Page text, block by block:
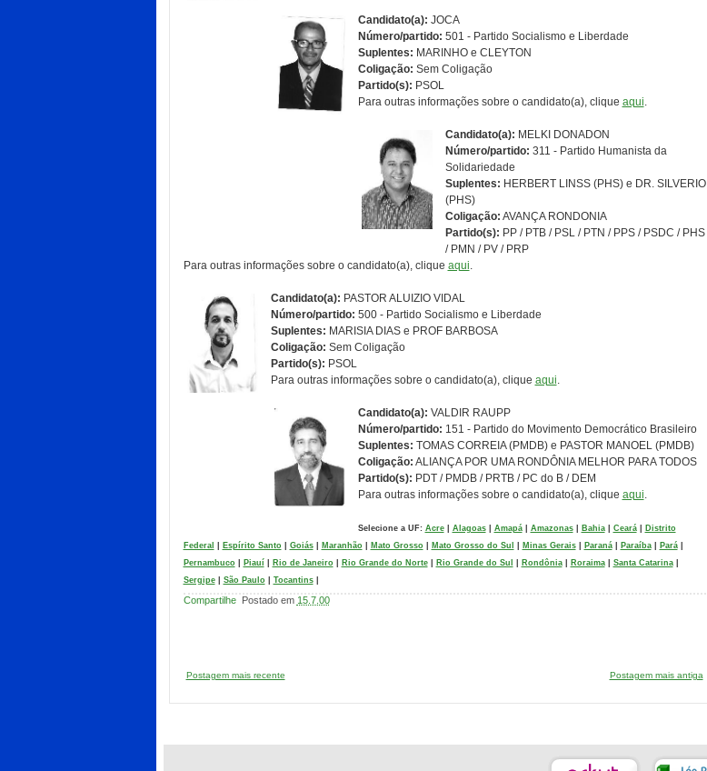
Candidato(a): JOCA
Número/partido: 501 - Partido Socialismo e Liberdade
Suplentes: MARINHO e CLEYTON
Coligação: Sem Coligação
Partido(s): PSOL
Para outras informações sobre o candidato(a), clique aqui.
Candidato(a): MELKI DONADON
Número/partido: 311 - Partido Humanista da
Solidariedade
Suplentes: HERBERT LINSS (PHS) e DR. SILVERIO
(PHS)
Coligação: AVANÇA RONDONIA
Partido(s): PP / PTB / PSL / PTN / PPS / PSDC / PHS
/ PMN / PV / PRP
Para outras informações sobre o candidato(a), clique aqui.
Candidato(a): PASTOR ALUIZIO VIDAL
Número/partido: 500 - Partido Socialismo e Liberdade
Suplentes: MARISIA DIAS e PROF BARBOSA
Coligação: Sem Coligação
Partido(s): PSOL
Para outras informações sobre o candidato(a), clique aqui.
Candidato(a): VALDIR RAUPP
Número/partido: 151 - Partido do Movimento Democrático Brasileiro
Suplentes: TOMAS CORREIA (PMDB) e PASTOR MANOEL (PMDB)
Coligação: ALIANÇA POR UMA RONDÔNIA MELHOR PARA TODOS
Partido(s): PDT / PMDB / PRTB / PC do B / DEM
Para outras informações sobre o candidato(a), clique aqui.
Selecione a UF: Acre| Alagoas| Amapá| Amazonas| Bahia| Ceará|
Distrito
Federal
Espírito Santo Goiás| Maranhão Mato Grosso Mato Grosso do Sul Minas Gerais| Paraná| Paraíba| Pará|
Pernambuco
Piauí Rio de Janeiro Rio Grande do Norte| Rio Grande do Sul Rondônia| Roraima| Santa Catarina|
Sergipe| São Paulo Tocantins|
Compartilhe Postado em 15.7.00
Postagem mais recente Postagem mais antiga